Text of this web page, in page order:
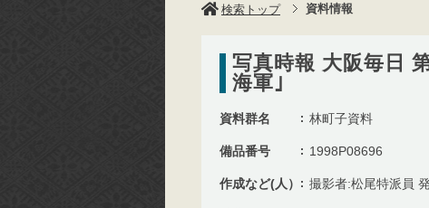
検索トップ 資料情報
写真時報 大阪毎日
海軍｣
資料群名 林町子資料
備品番号 1998P08696
作成など(人） 撮影者:松尾特派員